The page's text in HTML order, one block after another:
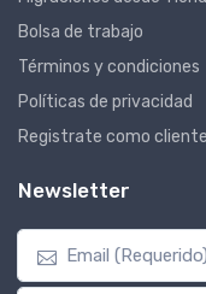
Bolsa de trabajo
Términos y condiciones
Políticas de privacidad
Registrate como cliente
Newsletter